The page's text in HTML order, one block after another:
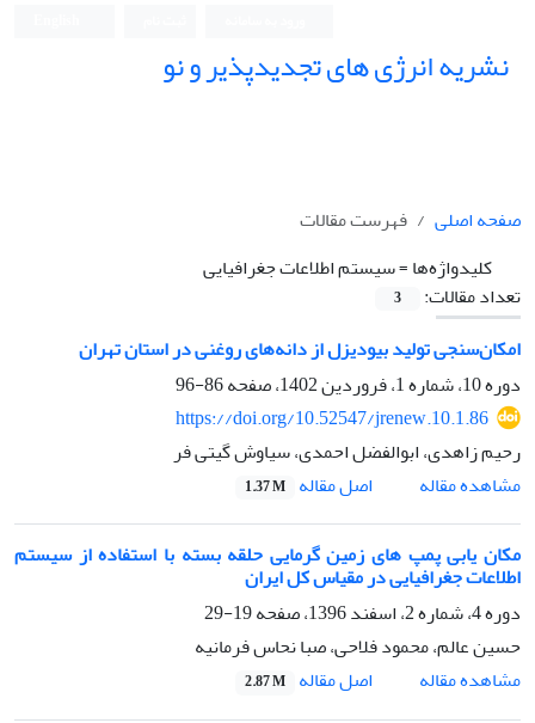
نشریه انرژی های تجدیدپذیر و نو
صفحه اصلی
فهرست مقالات
کلیدواژه‌ها =سیستم اطلاعات جغرافیایی
تعداد مقالات:
3
امکان‌‌سنجی تولید بیودیزل از دانه‌‌های روغنی در استان تهران
دوره 10، شماره 1، فروردین 1402، صفحه
86-96
https://doi.org/10.52547/jrenew.10.1.86
رحیم زاهدی، ابوالفضل احمدی، سیاوش گیتی فر
مشاهده مقاله
اصل مقاله 1.37 M
مکان یابی پمپ های زمین گرمایی حلقه بسته با استفاده از سیستم
اطلاعات جغرافیایی در مقیاس کل ایران
دوره 4، شماره 2، اسفند 1396، صفحه
19-29
حسین عالم، محمود فلاحی، صبا نحاس فرمانیه
مشاهده مقاله
اصل مقاله 2.87 M